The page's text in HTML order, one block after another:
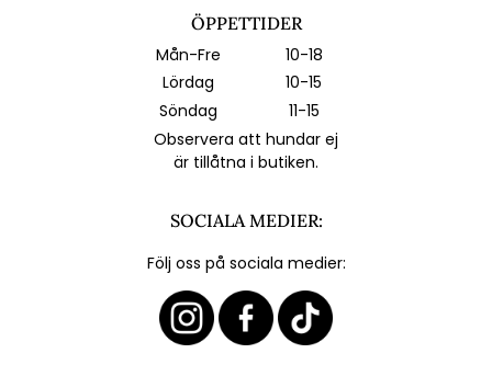
ÖPPETTIDER
Mån-Fre
10-18
Lördag
10-15
Söndag
11-15
Observera att hundar ej
är tillåtna i butiken.
SOCIALA MEDIER:
Följ oss på sociala medier: